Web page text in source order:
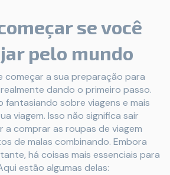
se você
pelo mundo
começar a sua preparação para
dando o primeiro passo.
fantasiando sobre viagens e mais
viagem. Isso não significa sair
comprar as roupas de viagem
de malas combinando. Embora
há coisas mais essenciais para
estão algumas delas: